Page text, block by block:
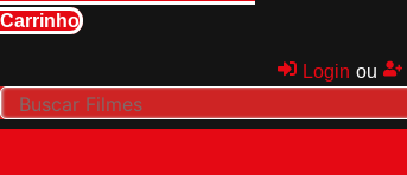
Carrinho
Login ou